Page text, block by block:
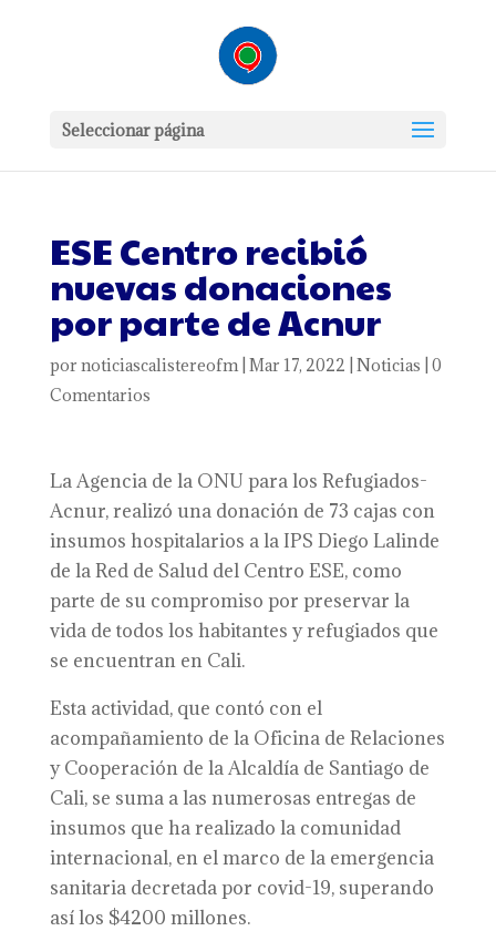
Seleccionar página
ESE Centro recibió
nuevas donaciones
por parte de Acnur
por noticiascalistereofm| Mar 17, 2022 Noticias 0
Comentarios
La Agencia de la ONU para los Refugiados-
Acnur, realizó una donación de 73 cajas con
insumos hospitalarios a la IPS Diego Lalinde
de la Red de Salud del Centro ESE, como
parte de su compromiso por preservar la
vida de todos los habitantes y refugiados que
se encuentran en Cali.
Esta actividad, que contó con el
acompañamiento de la Oficina de Relaciones
y Cooperación de la Alcaldía de Santiago de
Cali, se suma a las numerosas entregas de
insumos que ha realizado la comunidad
internacional, en el marco de la emergencia
sanitaria decretada por covid-19, superando
así los $4200 millones.